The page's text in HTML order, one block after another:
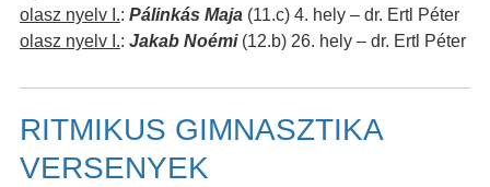
olasz nyelv I.: Pálinkás Maja(11.c) 4. hely – dr. Ertl Péter
olasz nyelv I.: Jakab Noémi(12.b) 26. hely – dr. Ertl Péter
RITMIKUS GIMNASZTIKA
VERSENYEK